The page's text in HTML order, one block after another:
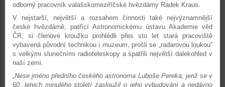
odborný pracovník valašskomeziříčské hvězdárny Radek Kraus.
V nejstarší, největší a rozsahem činnosti také nejvýznamnější
české hvězdárně, patřící Astronomickému ústavu Akademie věd
ČR, si členové kroužku prohlédli přes sto let stará pracoviště
vybavená původní technikou i muzeum, prošli se „radarovou loukou“
s velkými slunečními radioteleskopy a spatřili největší dalekohled v
naší zemi.
„Nese jméno předního českého astronoma Luboše Pereka, jenž se v
60. letech minulého století zasloužil o jeho vybudování a nedávno